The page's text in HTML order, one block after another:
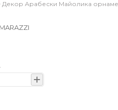
Декор Арабески Майолика